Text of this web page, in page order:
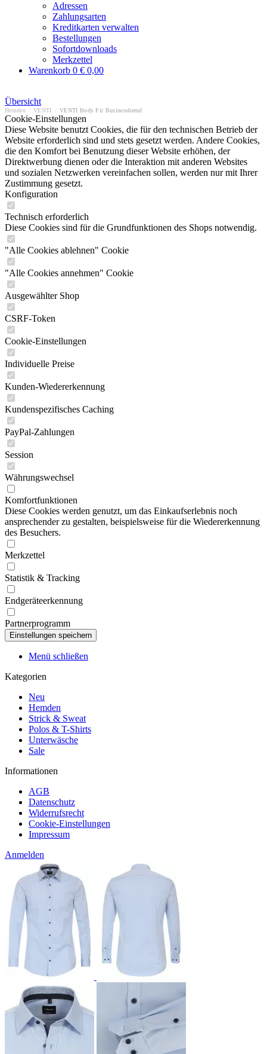
Adressen
Zahlungsarten
Kreditkarten verwalten
Bestellungen
Sofortdownloads
Merkzettel
Warenkorb 0 € 0,00
Übersicht
Hemden VENTI VENTI Body Fit Businesshemd
Cookie-Einstellungen
Diese Website benutzt Cookies, die für den technischen Betrieb der
Website erforderlich sind und stets gesetzt werden. Andere Cookies,
die den Komfort bei Benutzung dieser Website erhöhen, der
Direktwerbung dienen oder die Interaktion mit anderen Websites
und sozialen Netzwerken vereinfachen sollen, werden nur mit Ihrer
Zustimmung gesetzt.
Konfiguration
Technisch erforderlich
Diese Cookies sind für die Grundfunktionen des Shops notwendig.
"Alle Cookies ablehnen" Cookie
"Alle Cookies annehmen" Cookie
Ausgewählter Shop
CSRF-Token
Cookie-Einstellungen
Individuelle Preise
Kunden-Wiedererkennung
Kundenspezifisches Caching
PayPal-Zahlungen
Session
Währungswechsel
Komfortfunktionen
Diese Cookies werden genutzt, um das Einkaufserlebnis noch
ansprechender zu gestalten, beispielsweise für die Wiedererkennung
des Besuchers.
Merkzettel
Statistik & Tracking
Endgeräteerkennung
Partnerprogramm
Menü schließen
Kategorien
Neu
Hemden
Strick & Sweat
Polos & T-Shirts
Unterwäsche
Sale
Informationen
AGB
Datenschutz
Widerrufsrecht
Cookie-Einstellungen
Impressum
Anmelden